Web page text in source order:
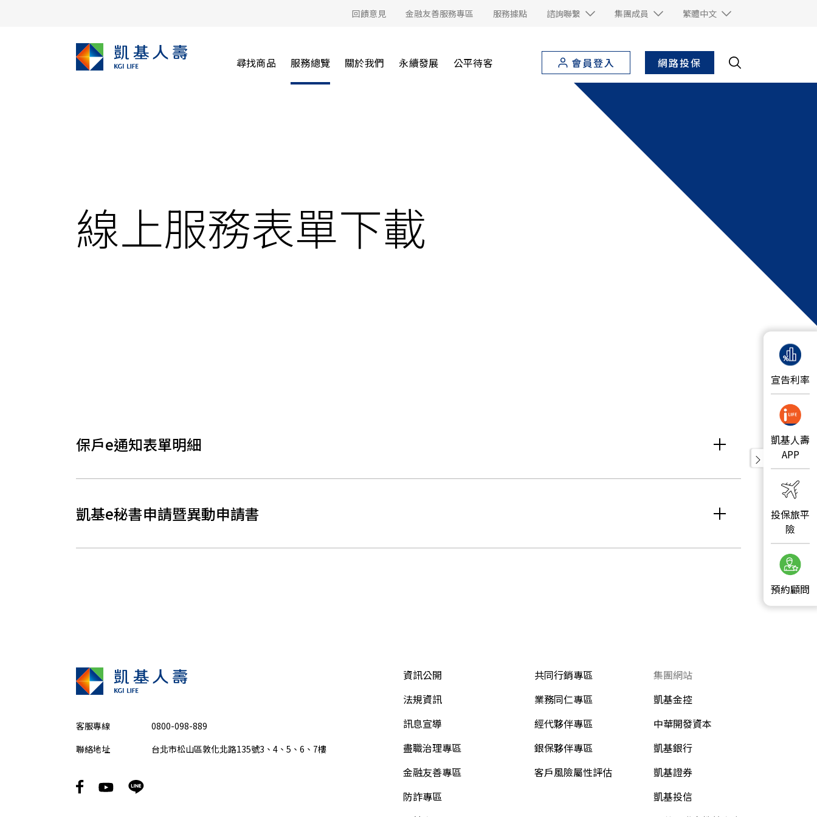
回饋意見 金融友善服務專區 服務據點 諮詢聯繫 集團成員 繁體中文
尋找商品 服務總覽 關於我們 永續發展 公平待客 會員登入 網路投保
宣告利率
凱基人壽
APP
投保旅平
險
預約顧問
線上服務表單下載
保戶e通知表單明細
凱基e秘書申請暨異動申請書
客服專線
0800-098-889
聯絡地址
台北市松山區敦化北路135號3、4、5、6、7樓
資訊公開
法規資訊
訊息宣導
盡職治理專區
金融友善專區
防詐專區
共同行銷專區
業務同仁專區
經代夥伴專區
銀保夥伴專區
客戶風險屬性評估
集團網站
凱基金控
中華開發資本
凱基銀行
凱基證券
凱基投信